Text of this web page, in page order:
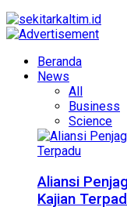
Beranda
News
All
Business
Science
Aliansi
Kajian